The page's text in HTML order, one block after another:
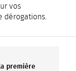
vos
dérogations.
première